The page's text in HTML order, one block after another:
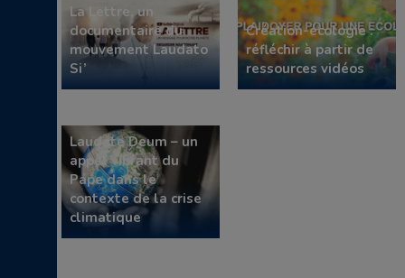
La Lettre, un
documentaire du
mouvement Laudato
Si’
Création-écologie :
réfléchir à partir de
ressources vidéos
Laudate Deum – un
appel vibrant du
Pape dans le
contexte de la crise
climatique